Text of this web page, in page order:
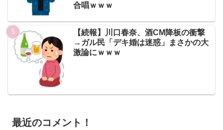
合唱ｗｗｗ
【続報】川口春奈、酒CM降板の衝撃
→ガル民「デキ婚は迷惑」まさかの大
激論にｗｗｗ
最近のコメント！